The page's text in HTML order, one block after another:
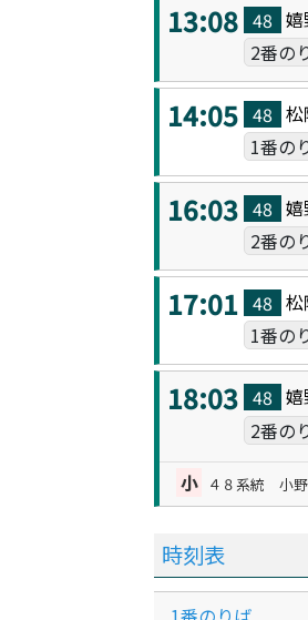
13:08 48
2番の
14:05 48
1番の
16:03 48
2番の
17:01 48
1番の
18:03 48
2番の
小 ４８系統 小野
時刻表